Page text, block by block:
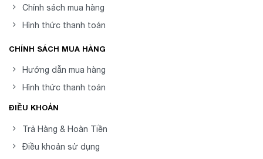
Chính sách mua hàng
Hình thức thanh toán
CHÍNH SÁCH MUA HÀNG
Hướng dẫn mua hàng
Hình thức thanh toán
ĐIỀU KHOẢN
Trả Hàng & Hoàn Tiền
Điều khoản sử dụng